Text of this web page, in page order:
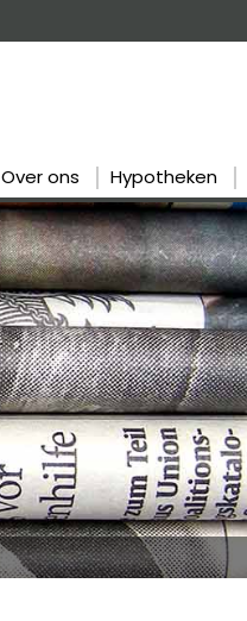
Over ons Hypotheken